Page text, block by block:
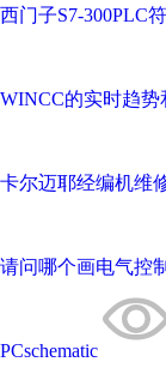
西门子S7-300PLC
WINCC的实时趋势
卡尔迈耶经编机维
请问哪个画电气控
PCschematic